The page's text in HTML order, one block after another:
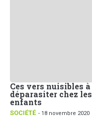
Ces vers nuisibles à
déparasiter chez les
enfants
SOCIÉTÉ - 18 novembre 2020